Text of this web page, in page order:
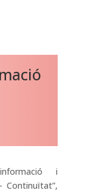
i
Continuïtat”,